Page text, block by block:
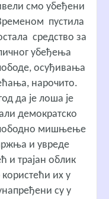
смо убеђени
пустила
средство за
убеђења
осуђивања
нарочито.
да је лоша је
демократско
мишњење
и увреде
и трајан облик
их у
су у